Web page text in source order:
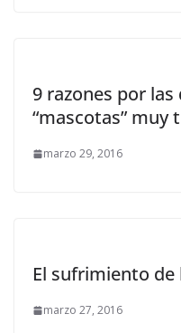
9 razones por
“mascotas” muy
marzo 29, 2016
El sufrimiento
marzo 27, 2016